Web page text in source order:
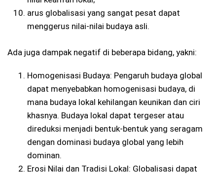
arus globalisasi yang sangat pesat dapat
menggerus nilai-nilai budaya asli.
Ada juga dampak negatif di beberapa bidang, yakni:
Homogenisasi Budaya: Pengaruh budaya global
dapat menyebabkan homogenisasi budaya, di
mana budaya lokal kehilangan keunikan dan ciri
khasnya. Budaya lokal dapat tergeser atau
direduksi menjadi bentuk-bentuk yang seragam
dengan dominasi budaya global yang lebih
dominan.
Erosi Nilai dan Tradisi Lokal: Globalisasi dapat